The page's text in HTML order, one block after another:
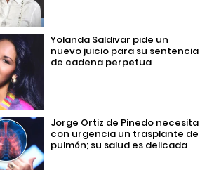
Yolanda Saldivar pide un
nuevo juicio para su sentencia
de cadena perpetua
Jorge Ortiz de Pinedo necesita
con urgencia un trasplante de
pulmón; su salud es delicada